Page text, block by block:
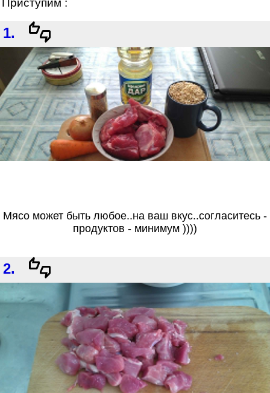
Приступим :
1.
Мясо может быть любое..на ваш вкус..согласитесь -
продуктов - минимум ))))
2.